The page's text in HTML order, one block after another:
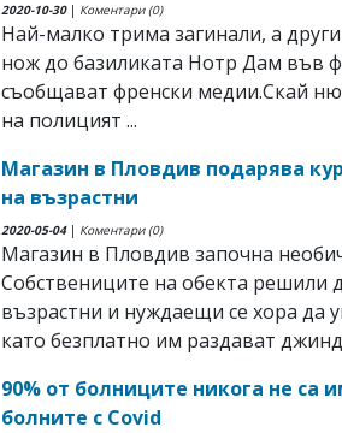
2020-10-30| Коментари (0)
Най-малко трима загинали, а
нож до базиликата Нотр Дам във
съобщават френски медии.Скай
на полицият ...
Магазин в Пловдив подарява
на възрастни
2020-05-04| Коментари (0)
Магазин в Пловдив започна
Собствениците на обекта решили
възрастни и нуждаещи се хора да
като безплатно им раздават джинд
90% от болниците никога не са
болните с Covid